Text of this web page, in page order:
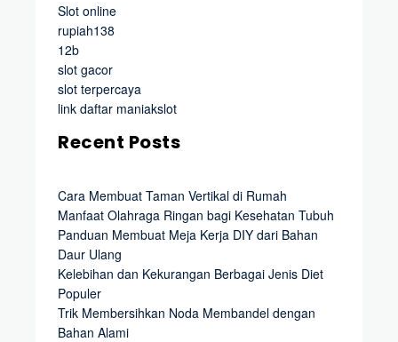
Slot online
rupiah138
12b
slot gacor
slot terpercaya
link daftar maniakslot
Recent Posts
Cara Membuat Taman Vertikal di Rumah
Manfaat Olahraga Ringan bagi Kesehatan Tubuh
Panduan Membuat Meja Kerja DIY dari Bahan
Daur Ulang
Kelebihan dan Kekurangan Berbagai Jenis Diet
Populer
Trik Membersihkan Noda Membandel dengan
Bahan Alami